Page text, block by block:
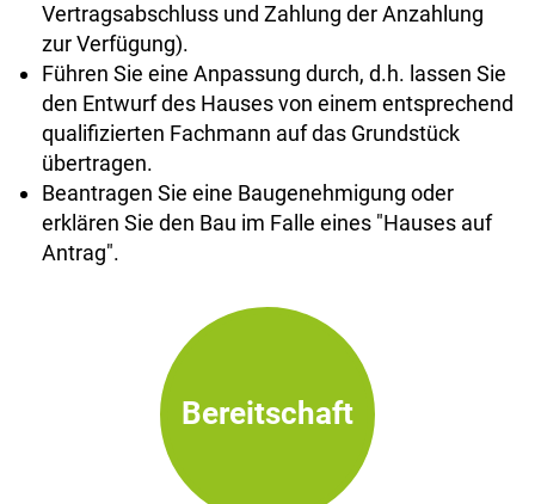
Vertragsabschluss und Zahlung der Anzahlung
zur Verfügung).
Führen Sie eine Anpassung durch, d.h. lassen Sie
den Entwurf des Hauses von einem entsprechend
qualifizierten Fachmann auf das Grundstück
übertragen.
Beantragen Sie eine Baugenehmigung oder
erklären Sie den Bau im Falle eines "Hauses auf
Antrag".
Bereitschaft